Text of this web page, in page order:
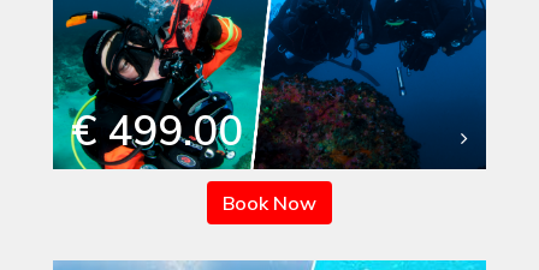
€ 499.00
Book Now